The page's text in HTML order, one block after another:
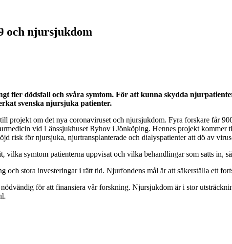
och njursjukdom
fler dödsfall och svåra symtom. För att kunna skydda
svenska njursjuka patienter.
projekt om det nya coronaviruset och njursjukdom. Fyra forskare får
vid Länssjukhuset Ryhov i Jönköping. Hennes projekt kommer
risk för njursjuka, njurtransplanterade och dialyspatienter att dö av
symtom patienterna uppvisat och vilka behandlingar som satts in,
stora investeringar i rätt tid. Njurfondens mål är att säkerställa ett
för att finansiera vår forskning. Njursjukdom är i stor